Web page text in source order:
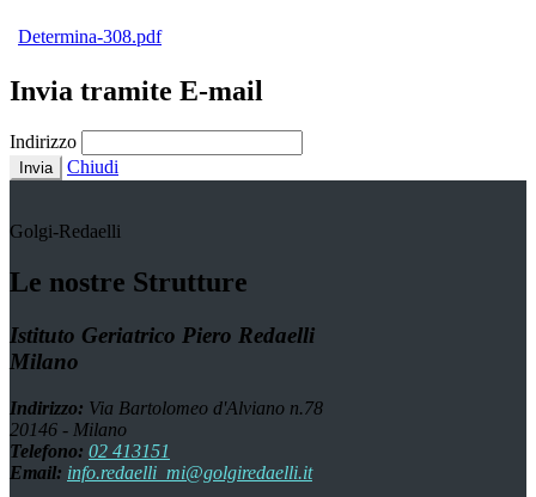
Determina-308.pdf
Invia tramite E-mail
Indirizzo
Invia Chiudi
Golgi-Redaelli
Le nostre Strutture
Istituto Geriatrico Piero Redaelli
Milano
Indirizzo: Via Bartolomeo d'Alviano n.78
20146 - Milano
Telefono: 02 413151
Email: info.redaelli_mi@golgiredaelli.it